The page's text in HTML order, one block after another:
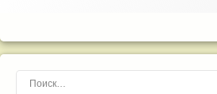
Найти: